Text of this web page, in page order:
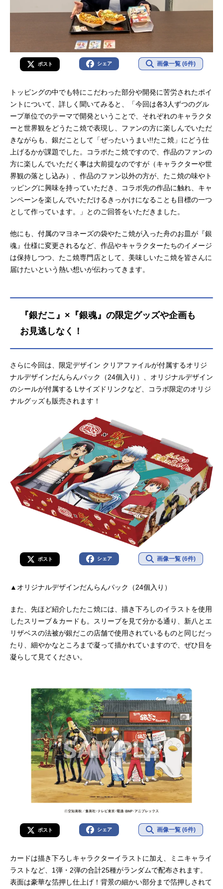
ポスト シェア 画像一覧 (6件)
トッピングの中でも特にこだわった部分や開発に苦労されたポイ
ントについて、詳しく聞いてみると、「今回は各3人ずつのグル
ープ単位でのテーマで開発ということで、それぞれのキャラクタ
ーと世界観をどうたこ焼で表現し、ファンの方に楽しんでいただ
きながらも、銀だことして「ぜったいうまい!!たこ焼」にどう仕
上げるかが課題でした。コラボたこ焼ですので、作品のファンの
方に楽しんでいただく事は大前提なのですが（キャラクターや世
界観の落とし込み）、作品のファン以外の方が、たこ焼の味やト
ッピングに興味を持っていただき、コラボ先の作品に触れ、キャ
ンペーンを楽しんでいただけるきっかけになることも目標の一つ
として作っています。」とのご回答をいただきました。
他にも、付属のマヨネーズの袋やたこ焼が入った舟のお皿が『銀
魂』仕様に変更されるなど、作品やキャラクターたちのイメージ
は保持しつつ、たこ焼専門店として、美味しいたこ焼を皆さんに
届けたいという熱い想いが伝わってきます。
『銀だこ』×『銀魂』の限定グッズや企画も
お見逃しなく！
さらに今回は、限定デザイン クリアファイルが付属するオリジ
ナルデザインだんらんパック（24個⼊り）、オリジナルデザイン
のシールが付属する Lサイズドリンクなど、コラボ限定のオリジ
ナルグッズも販売されます！
ポスト シェア 画像一覧 (6件)
▲オリジナルデザインだんらんパック（24個⼊り）
また、先ほど紹介したたこ焼には、描き下ろしのイラストを使用
したスリーブ＆カードも。スリーブを見て分かる通り、新八とエ
リザベスの法被が銀だこの店舗で使用されているものと同じだっ
たり、細やかなところまで凝って描かれていますので、ぜひ目を
凝らして見てください。
ポスト シェア 画像一覧 (6件)
カードは描き下ろしキャラクターイラストに加え、ミニキャライ
ラストなど、1弾・2弾の合計25種がランダムで配布されます。
表⾯は豪華な箔押し仕上げ！背景の細かい部分まで箔押しされて